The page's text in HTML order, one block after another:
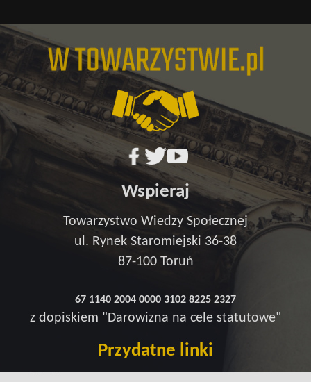
Wspieraj
Towarzystwo Wiedzy Społecznej
ul. Rynek Staromiejski 36-38
87-100 Toruń
67 1140 2004 0000 3102 8225 2327
z dopiskiem "Darowizna na cele statutowe"
Przydatne linki